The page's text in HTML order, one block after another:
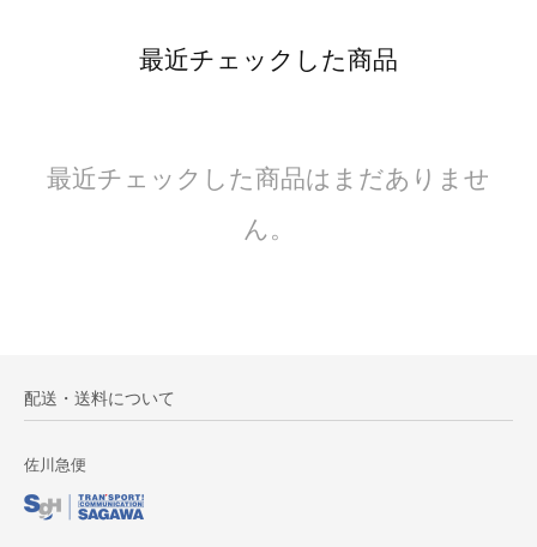
最近チェックした商品
最近チェックした商品はまだありませ
ん。
配送・送料について
佐川急便